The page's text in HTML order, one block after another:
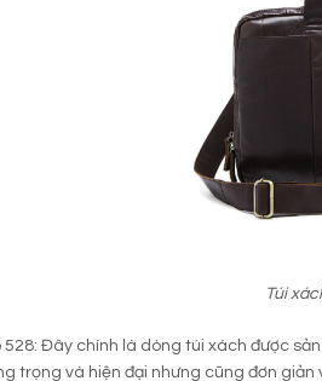
Túi
528: Đây chính là dòng túi xách được
trọng và hiện đại nhưng cũng đơn